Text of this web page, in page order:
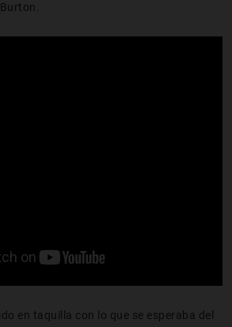
en taquilla con lo que se esperaba del